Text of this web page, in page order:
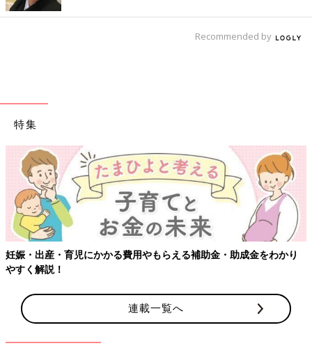
Recommended by
特集
妊娠・出産・育児にかかる費用やもらえる補助金・助成金をわかり
やすく解説！
連載一覧へ